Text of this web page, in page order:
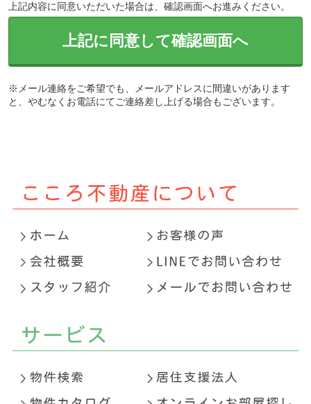
上記内容に同意いただいた場合は、確認画面へお進みください。
上記に同意して確認画面へ
※メール連絡をご希望でも、メールアドレスに間違いがあります
と、やむなくお電話にてご連絡差し上げる場合もございます。